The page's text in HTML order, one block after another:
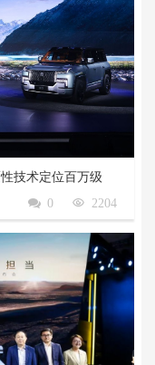
技术定位百万级
2204

0
